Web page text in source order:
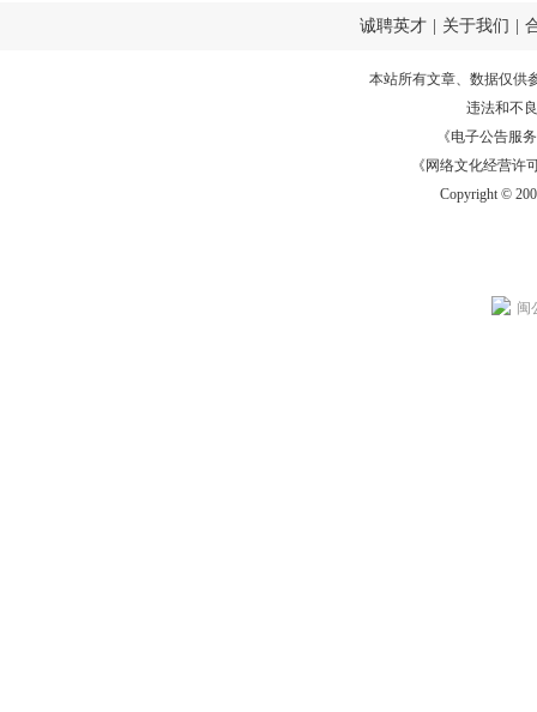
诚聘英才 关于我们
本站所有文章、数据仅供
违法和不
《电子公告服务
《网络文化经营许
Copyright ©
闽